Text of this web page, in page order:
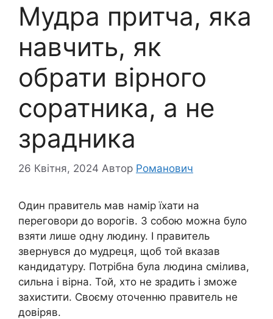
Мудра притча, яка
навчить, як
обрати вірного
соратника, а не
зрадника
26 Квітня, 2024 Автор Романович
Один правитель мав намір їхати на
переговори до ворогів. З собою можна було
взяти лише одну людину. І правитель
звернувся до мудреця, щоб той вказав
кандидатуру. Потрібна була людина смілива,
сильна і вірна. Той, хто не зрадить і зможе
захистити. Своєму оточенню правитель не
довіряв.